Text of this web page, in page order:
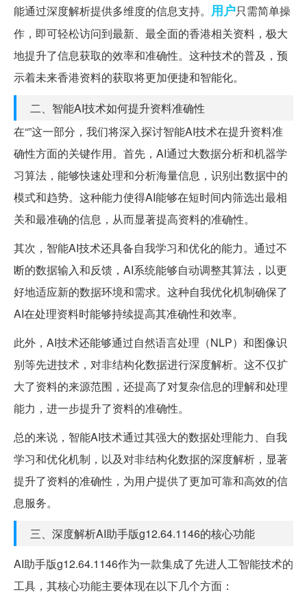
能通过深度解析提供多维度的信息支持。 用户只需简单操
作，即可轻松访问到最新、最全面的香港相关资料，极大
地提升了信息获取的效率和准确性。这种技术的普及，预
示着未来香港资料的获取将更加便捷和智能化。
二、智能AI技术如何提升资料准确性
在“”这一部分，我们将深入探讨智能AI技术在提升资料准
确性方面的关键作用。首先，AI通过大数据分析和机器学
习算法，能够快速处理和分析海量信息，识别出数据中的
模式和趋势。这种能力使得AI能够在短时间内筛选出最相
关和最准确的信息，从而显著提高资料的准确性。
其次，智能AI技术还具备自我学习和优化的能力。通过不
断的数据输入和反馈，AI系统能够自动调整其算法，以更
好地适应新的数据环境和需求。这种自我优化机制确保了
AI在处理资料时能够持续提高其准确性和效率。
此外，AI技术还能够通过自然语言处理（NLP）和图像识
别等先进技术，对非结构化数据进行深度解析。这不仅扩
大了资料的来源范围，还提高了对复杂信息的理解和处理
能力，进一步提升了资料的准确性。
总的来说，智能AI技术通过其强大的数据处理能力、自我
学习和优化机制，以及对非结构化数据的深度解析，显著
提升了资料的准确性，为用户提供了更加可靠和高效的信
息服务。
三、深度解析AI助手版g12.64.1146的核心功能
AI助手版g12.64.1146作为一款集成了先进人工智能技术的
工具，其核心功能主要体现在以下几个方面：